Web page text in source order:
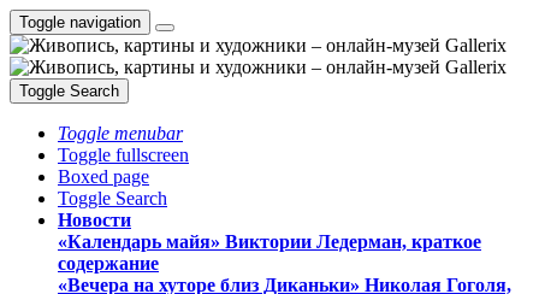
Toggle navigation
Toggle Search
Toggle menubar
Toggle fullscreen
Boxed page
Toggle Search
Новости
«Календарь майя» Виктории Ледерман, краткое
содержание
«Вечера на хуторе близ Диканьки» Николая Гоголя,